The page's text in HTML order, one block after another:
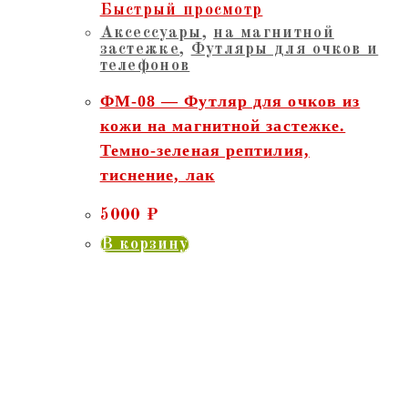
Быстрый просмотр
Аксессуары, на магнитной
застежке, Футляры для очков и
телефонов
ФМ-08 — Футляр для очков из
кожи на магнитной застежке.
Темно-зеленая рептилия,
тиснение, лак
5000 ₽
В корзину